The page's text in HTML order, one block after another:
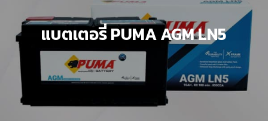
อรี่รถยนต์
มและข่าว
จำหน่าย
แบตเตอรี่ PUMA AGM LN5